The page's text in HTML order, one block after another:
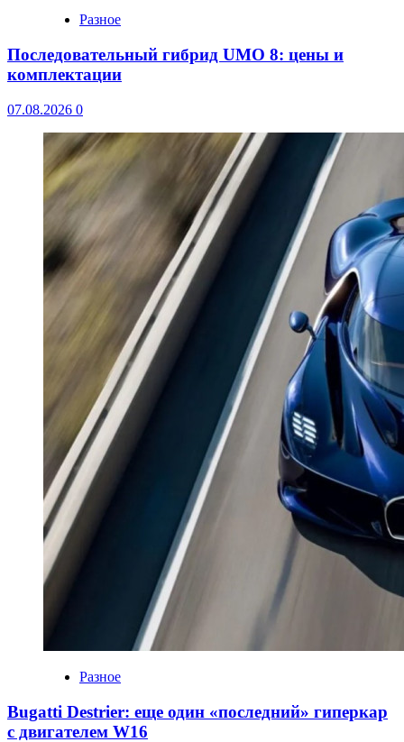
Разное
Последовательный гибрид UMO 8: цены и
комплектации
07.08.2026 0
Разное
Bugatti Destrier: еще один «последний» гиперкар
с двигателем W16